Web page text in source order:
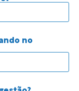
no